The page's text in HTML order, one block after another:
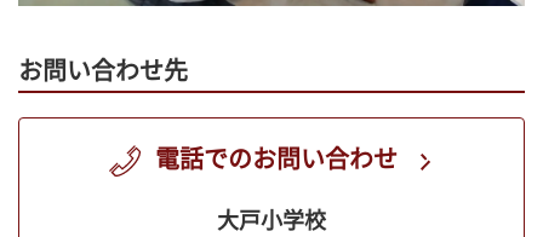
お問い合わせ先
電話でのお問い合わせ
大戸小学校